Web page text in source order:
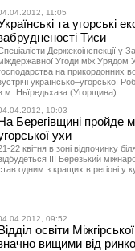
11:05
та угорські
Тиси
Держекоінспекції у
Угоди між Урядом
на прикордонних
українсько–угорської
м. Ньїредьхаза (Угорщина).
10:03
Берегівщині пройде
ухи
22 квітня в зоні відпочинку
ІІІ Березький
одним з кращих в регіоні у
09:52
освіти
вищими від